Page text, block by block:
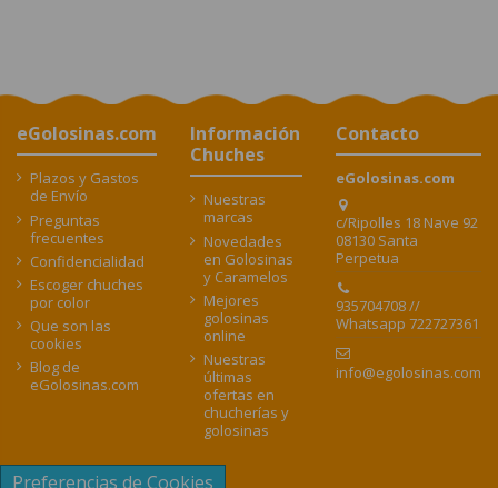
eGolosinas.com
Plazos y Gastos
de Envío
Preguntas
frecuentes
Confidencialidad
Escoger chuches
por color
Que son las
cookies
Blog de
eGolosinas.com
Información
Chuches
Nuestras
marcas
Novedades
en Golosinas
y Caramelos
Mejores
golosinas
online
Nuestras
últimas
ofertas en
chucherías y
golosinas
Contacto
eGolosinas.com
c/Ripolles 18 Nave 92
08130 Santa
Perpetua
935704708 //
Whatsapp 722727361
info@egolosinas.com
Preferencias de Cookies